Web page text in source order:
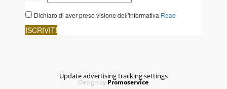
Update advertising tracking settings
Design by Promoservice